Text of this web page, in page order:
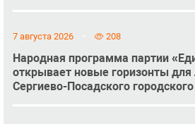
7 августа 2026 208
Народная программа партии
открывает новые горизонты для
Сергиево-Посадского